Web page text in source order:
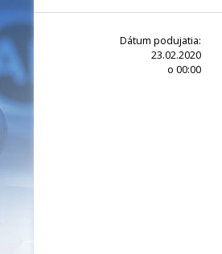
Dátum podujatia:
23.02.2020
o 00:00